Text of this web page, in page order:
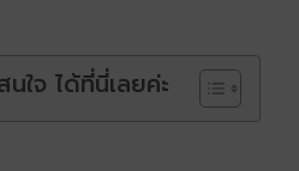
ใจ ได้ที่นี่เลยค่ะ